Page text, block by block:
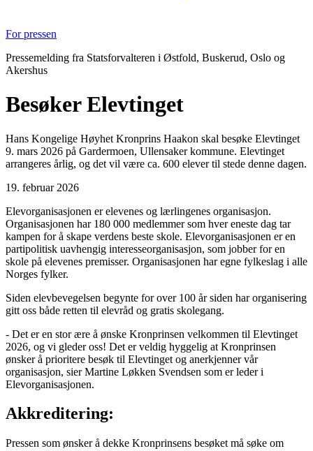
For pressen
Pressemelding fra Statsforvalteren i Østfold, Buskerud, Oslo og
Akershus
Besøker Elevtinget
Hans Kongelige Høyhet Kronprins Haakon skal besøke Elevtinget
9. mars 2026 på Gardermoen, Ullensaker kommune. Elevtinget
arrangeres årlig, og det vil være ca. 600 elever til stede denne dagen.
19. februar 2026
Elevorganisasjonen er elevenes og lærlingenes organisasjon.
Organisasjonen har 180 000 medlemmer som hver eneste dag tar
kampen for å skape verdens beste skole. Elevorganisasjonen er en
partipolitisk uavhengig interesseorganisasjon, som jobber for en
skole på elevenes premisser. Organisasjonen har egne fylkeslag i alle
Norges fylker.
Siden elevbevegelsen begynte for over 100 år siden har organisering
gitt oss både retten til elevråd og gratis skolegang.
- Det er en stor ære å ønske Kronprinsen velkommen til Elevtinget
2026, og vi gleder oss! Det er veldig hyggelig at Kronprinsen
ønsker å prioritere besøk til Elevtinget og anerkjenner vår
organisasjon, sier Martine Løkken Svendsen som er leder i
Elevorganisasjonen.
Akkreditering:
Pressen som ønsker å dekke Kronprinsens besøket må søke om